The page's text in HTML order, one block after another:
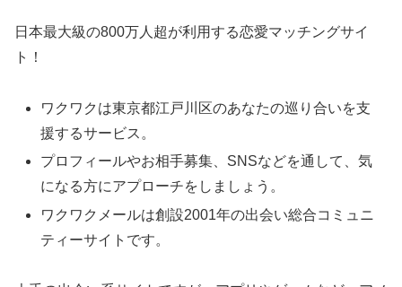
日本最大級の800万人超が利用する恋愛マッチングサイ
ト！
ワクワクは東京都江戸川区のあなたの巡り合いを支
援するサービス。
プロフィールやお相手募集、SNSなどを通して、気
になる方にアプローチをしましょう。
ワクワクメールは創設2001年の出会い総合コミュニ
ティーサイトです。